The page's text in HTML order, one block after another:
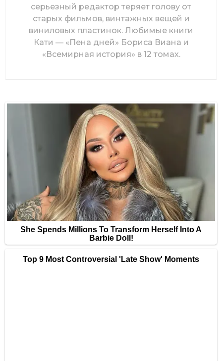
серьезный редактор теряет голову от
старых фильмов, винтажных вещей и
виниловых пластинок. Любимые книги
Кати — «Пена дней» Бориса Виана и
«Всемирная история» в 12 томах.